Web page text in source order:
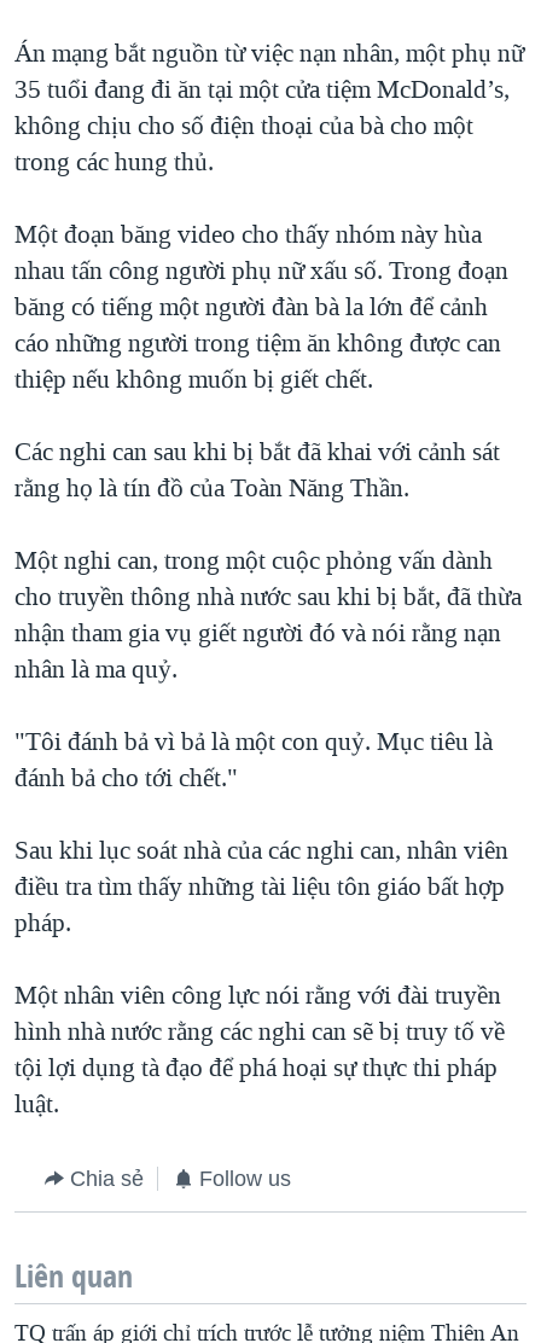
Án mạng bắt nguồn từ việc nạn nhân, một phụ nữ
35 tuổi đang đi ăn tại một cửa tiệm McDonald’s,
không chịu cho số điện thoại của bà cho một
trong các hung thủ.
Một đoạn băng video cho thấy nhóm này hùa
nhau tấn công người phụ nữ xấu số. Trong đoạn
băng có tiếng một người đàn bà la lớn để cảnh
cáo những người trong tiệm ăn không được can
thiệp nếu không muốn bị giết chết.
Các nghi can sau khi bị bắt đã khai với cảnh sát
rằng họ là tín đồ của Toàn Năng Thần.
Một nghi can, trong một cuộc phỏng vấn dành
cho truyền thông nhà nước sau khi bị bắt, đã thừa
nhận tham gia vụ giết người đó và nói rằng nạn
nhân là ma quỷ.
"Tôi đánh bả vì bả là một con quỷ. Mục tiêu là
đánh bả cho tới chết."
Sau khi lục soát nhà của các nghi can, nhân viên
điều tra tìm thấy những tài liệu tôn giáo bất hợp
pháp.
Một nhân viên công lực nói rằng với đài truyền
hình nhà nước rằng các nghi can sẽ bị truy tố về
tội lợi dụng tà đạo để phá hoại sự thực thi pháp
luật.
Chia sẻ Follow us
Liên quan
TQ trấn áp giới chỉ trích trước lễ tưởng niệm Thiên An